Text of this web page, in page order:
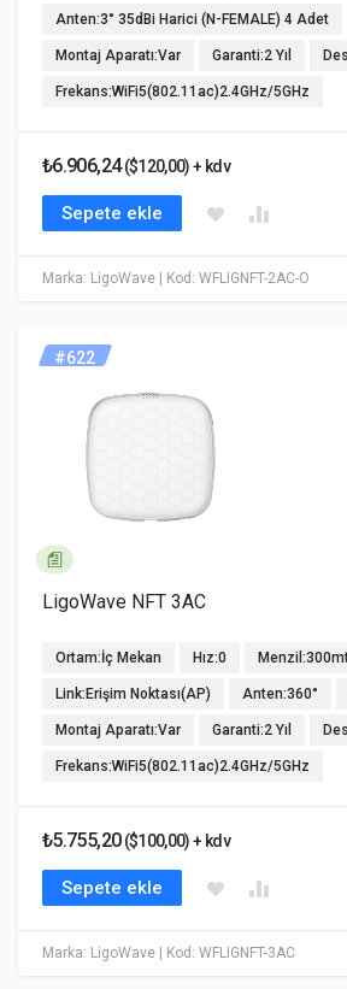
Marka: LigoWave | Kod: WFLIGNFT-2AC-O
Anten:3° 35dBi Harici (N-FEMALE) 4 Adet
Montaj Aparatı:Var Garanti:2 Yıl
Frekans:WiFi5(802.11ac)2.4GHz/5GHz
₺6.906,24($120,00) + kdv
Sepete ekle
Marka: LigoWave | Kod: WFLIGNFT-3AC
#622
LigoWave NFT 3AC
Ortam:İç Mekan Hız:0
Link:Erişim Noktası(AP) Anten:360°
Montaj Aparatı:Var Garanti:2 Yıl
Frekans:WiFi5(802.11ac)2.4GHz/5GHz
₺5.755,20($100,00) + kdv
Sepete ekle